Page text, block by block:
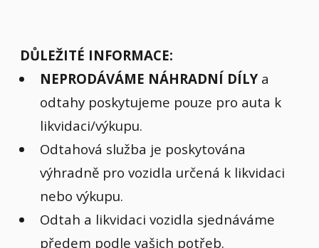
DŮLEŽITÉ INFORMACE:
NEPRODÁVÁME NÁHRADNÍ DÍLYa
odtahy poskytujeme pouze pro auta k
likvidaci/výkupu.
Odtahová služba je poskytována
výhradně pro vozidla určená k likvidaci
nebo výkupu.
Odtah a likvidaci vozidla sjednáváme
předem podle vašich potřeb.